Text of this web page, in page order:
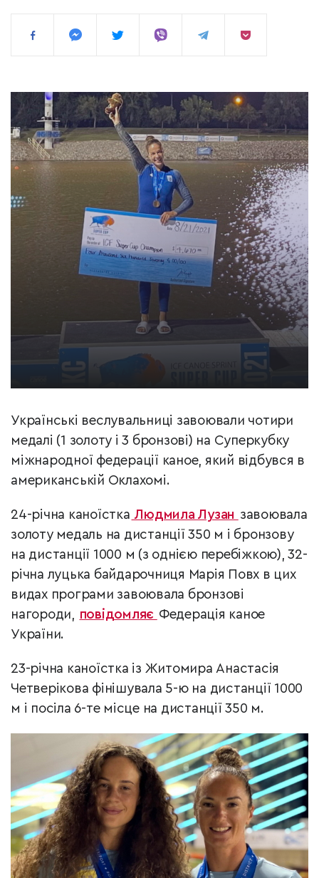
Українські веслувальниці завоювали чотири
медалі (1 золоту і 3 бронзові) на Суперкубку
міжнародної федерації каное, який відбувся в
американській Оклахомі.
24-річна каноїстка Людмила Лузан завоювала
золоту медаль на дистанції 350 м і бронзову
на дистанції 1000 м (з однією перебіжкою), 32-
річна луцька байдарочниця Марія Повх в цих
видах програми завоювала бронзові
нагороди, повідомляє Федерація каное
України.
23-річна каноїстка із Житомира Анастасія
Четверікова фінішувала 5-ю на дистанції 1000
м і посіла 6-те місце на дистанції 350 м.